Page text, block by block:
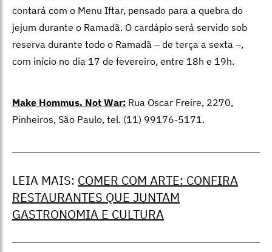
contará com o Menu Iftar, pensado para a quebra do
jejum durante o Ramadã. O cardápio será servido sob
reserva durante todo o Ramadã – de terça a sexta –,
com início no dia 17 de fevereiro, entre 18h e 19h.
Make Hommus. Not War: Rua Oscar Freire, 2270,
Pinheiros, São Paulo, tel. (11) 99176-5171.
LEIA MAIS: COMER COM ARTE: CONFIRA
RESTAURANTES QUE JUNTAM
GASTRONOMIA E CULTURA